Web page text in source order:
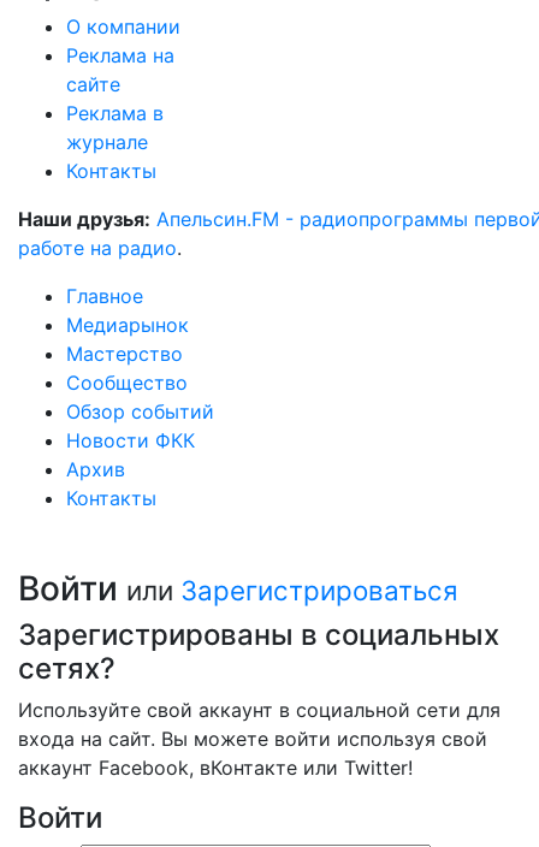
О компании
Реклама на
сайте
Реклама в
журнале
Контакты
Наши друзья: Апельсин.FM - радиопрограммы
работе на радио.
Главное
Медиарынок
Мастерство
Сообщество
Обзор событий
Новости ФКК
Архив
Контакты
Войти или Зарегистрироваться
Зарегистрированы в социальных
сетях?
Используйте свой аккаунт в социальной сети для
входа на сайт. Вы можете войти используя свой
аккаунт Facebook, вКонтакте или Twitter!
Войти